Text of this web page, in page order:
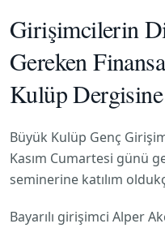
Girişimcilerin
Gereken
Kulüp
Büyük Kulüp Genç
Kasım Cumartesi günü
seminerine katılım
Bayarılı girişimci Alper